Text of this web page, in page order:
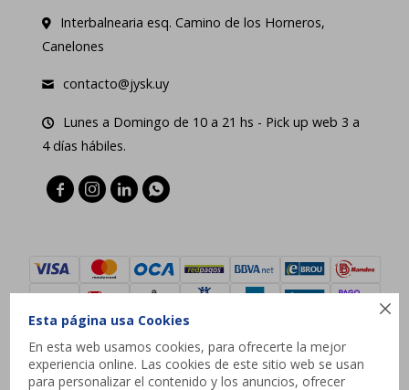

Esta página usa Cookies
En esta web usamos cookies, para ofrecerte la mejor
experiencia online. Las cookies de este sitio web se usan
para personalizar el contenido y los anuncios, ofrecer
Interbalnearia esq. Camino de los Horneros,
Canelones
contacto@jysk.uy
Lunes a Domingo de 10 a 21 hs - Pick up web 3 a
4 días hábiles.
   
© Copyright 2026 / JYSK